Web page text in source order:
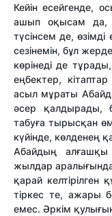
Кейін есейгенде,
ашып оқысам да,
түсінсем де,
сезінемін, бұл
көрінеді де
еңбектер,
асыл мұраты
әсер қалдырады,
табуға тырысқан
күйінде, көлденең
Абайдың алғашқы
жылдар
қарай
тіркес те, ажары
емес. Әркім